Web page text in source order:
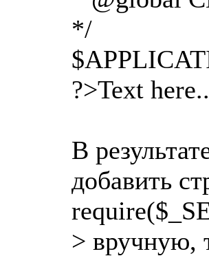
*/
?>Text
В
добавить
> вручную,